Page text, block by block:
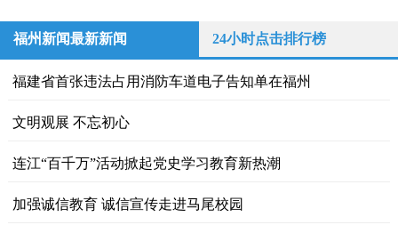
福州新闻最新新闻 24小时点击排行榜
福建省首张违法占用消防车道电子告知单在福州
文明观展 不忘初心
连江“百千万”活动掀起党史学习教育新热潮
加强诚信教育 诚信宣传走进马尾校园